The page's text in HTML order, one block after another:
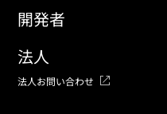
開発者
法人
法人お問い合わせ